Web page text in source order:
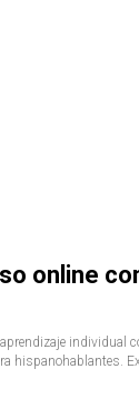
online
individual
hispanohablantes.